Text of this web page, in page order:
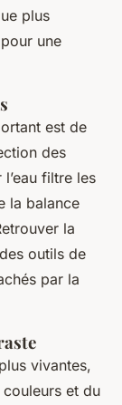
plus
une
est de
des
filtre les
la balance
la
outils de
par la
vivantes,
et du